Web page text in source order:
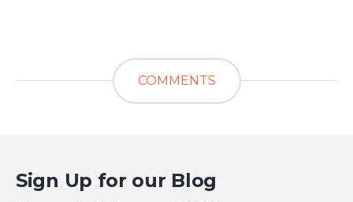
COMMENTS
Sign Up for our Blog